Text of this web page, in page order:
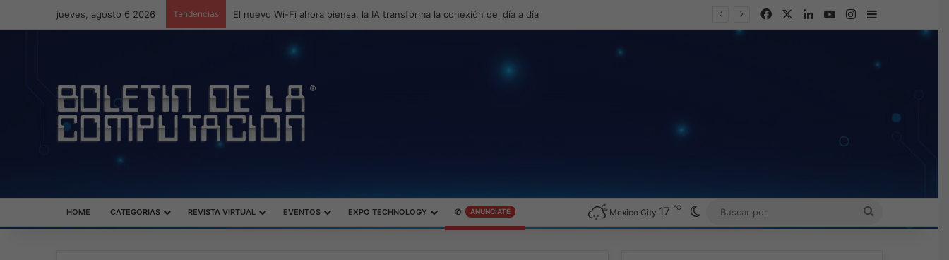
jueves, agosto 6 2026 Tendencias ASUS redefine la productividad y el gaming con la experiencia Duo FacebookLinkedInYouTubeInstagram
Barra lateral
HOME CATEGORIAS REVISTA VIRTUAL EVENTOS EXPO TECHNOLOGY ✆ ANUNCIATE Mexico City 17 ℃ Switch skin
BUSCAR